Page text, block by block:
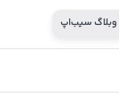
وبلاگ سیب‌اپ